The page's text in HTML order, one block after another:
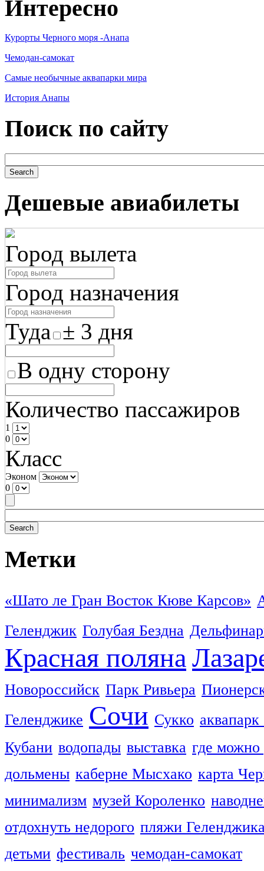
Интересно
Курорты Черного моря -Анапа
Чемодан-самокат
Самые необычные аквапарки мира
История Анапы
Поиск по сайту
Дешевые авиабилеты
Город вылета
Город назначения
Туда ± 3 дня
В одну сторону
Количество пассажиров
1
0
Класс
Эконом
0
Метки
«Шато ле Гран Восток Кюве Карсов»
Геленджик Голубая Бездна
Красная поляна
Новороссийск Парк Ривьера
Геленджике Сочи Сукко аквапарк
Кубани водопады выставка где можно
дольмены каберне Мысхако карта
минимализм музей Короленко
отдохнуть недорого пляжи
детьми фестиваль чемодан-самокат